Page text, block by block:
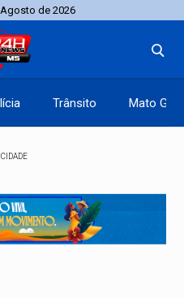
de 2026
Trânsito Mato